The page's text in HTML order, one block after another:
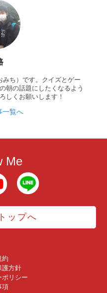
ち）です。クイズとゲー
朝の話題にしたくなるよう
しくお願いします！
一覧へ
Me
ップへ
約
護方針
ポリシー
項